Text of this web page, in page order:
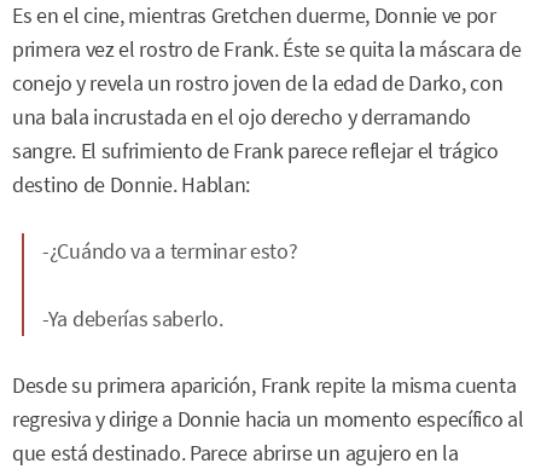
Es en el cine, mientras Gretchen duerme, Donnie ve por
primera vez el rostro de Frank. Éste se quita la máscara de
conejo y revela un rostro joven de la edad de Darko, con
una bala incrustada en el ojo derecho y derramando
sangre. El sufrimiento de Frank parece reflejar el trágico
destino de Donnie. Hablan:
-¿Cuándo va a terminar esto?
-Ya deberías saberlo.
Desde su primera aparición, Frank repite la misma cuenta
regresiva y dirige a Donnie hacia un momento específico al
que está destinado. Parece abrirse un agujero en la